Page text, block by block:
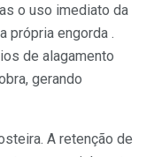
o uso imediato da
própria engorda .
de alagamento
gerando
A retenção de